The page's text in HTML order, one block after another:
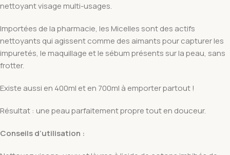
nettoyant visage multi-usages.
Importées de la pharmacie, les Micelles sont des actifs
nettoyants qui agissent comme des aimants pour capturer les
impuretés, le maquillage et le sébum présents sur la peau, sans
frotter.
Existe aussi en 400ml et en 700ml à emporter partout !
Résultat : une peau parfaitement propre tout en douceur.
Conseils d’utilisation :